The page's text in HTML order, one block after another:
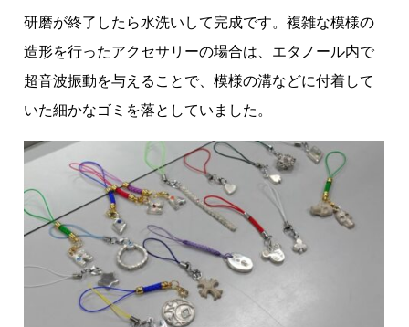
研磨が終了したら水洗いして完成です。複雑な模様の
造形を行ったアクセサリーの場合は、エタノール内で
超音波振動を与えることで、模様の溝などに付着して
いた細かなゴミを落としていました。